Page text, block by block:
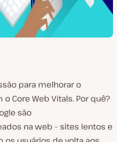
para melhorar o
Core Web Vitals. Por quê?
são
na web – sites lentos e